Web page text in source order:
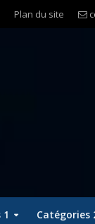
Plan du site
Catégories